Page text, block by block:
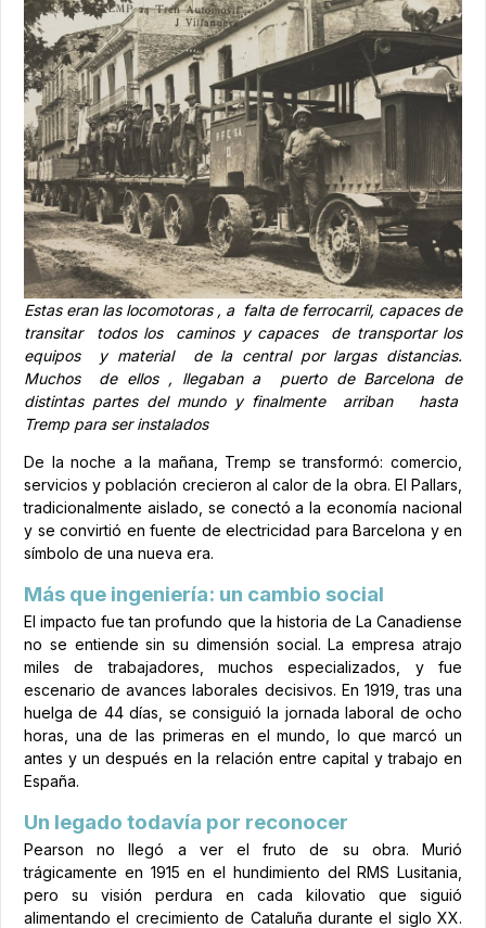
Estas eran las locomotoras , a falta de ferrocarril, capaces de
transitar todos los caminos y capaces de transportar los
equipos y material de la central por largas distancias.
Muchos de ellos , llegaban a puerto de Barcelona de
distintas partes del mundo y finalmente arriban hasta
Tremp para ser instalados
De la noche a la mañana, Tremp se transformó: comercio,
servicios y población crecieron al calor de la obra. El Pallars,
tradicionalmente aislado, se conectó a la economía nacional
y se convirtió en fuente de electricidad para Barcelona y en
símbolo de una nueva era.
Más que ingeniería: un cambio social
El impacto fue tan profundo que la historia de La Canadiense
no se entiende sin su dimensión social. La empresa atrajo
miles de trabajadores, muchos especializados, y fue
escenario de avances laborales decisivos. En 1919, tras una
huelga de 44 días, se consiguió la jornada laboral de ocho
horas, una de las primeras en el mundo, lo que marcó un
antes y un después en la relación entre capital y trabajo en
España.
Un legado todavía por reconocer
Pearson no llegó a ver el fruto de su obra. Murió
trágicamente en 1915 en el hundimiento del RMS Lusitania,
pero su visión perdura en cada kilovatio que siguió
alimentando el crecimiento de Cataluña durante el siglo XX.